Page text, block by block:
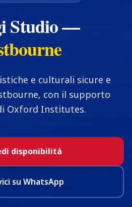
Studio —
e culturali sicure e
con il supporto
Oxford Institutes.
disponibilità
su WhatsApp